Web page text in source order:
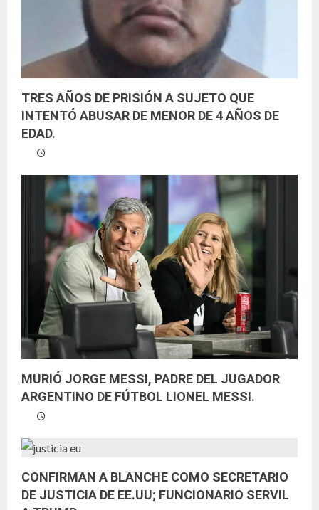
TRES AÑOS DE PRISIÓN A SUJETO QUE
INTENTÓ ABUSAR DE MENOR DE 4 AÑOS DE
EDAD.
MURIÓ JORGE MESSI, PADRE DEL JUGADOR
ARGENTINO DE FÚTBOL LIONEL MESSI.
CONFIRMAN A BLANCHE COMO SECRETARIO
DE JUSTICIA DE EE.UU; FUNCIONARIO SERVIL